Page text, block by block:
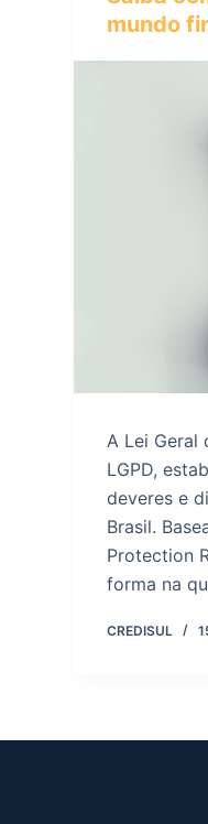
mundo
A Lei Geral
LGPD,
deveres e
Brasil.
Protection
forma na
CREDISUL